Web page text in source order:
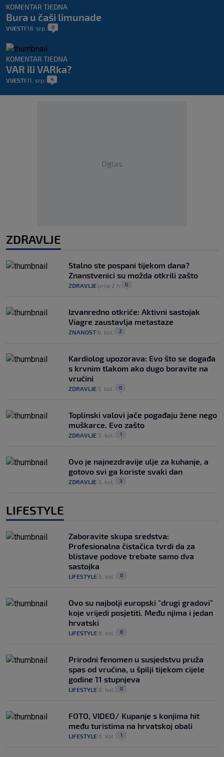
KOMENTAR TJEDNA
Bura u čaši limunade
VIJESTI 18. srp. 0
KOMENTAR TJEDNA
VAR ili VARka?
VIJESTI 11. srp. 4
Oglas
ZDRAVLJE
Stalno ste pospani tijekom dana?
Znanstvenici su možda otkrili zašto
ZDRAVLJE prije 2 h 0
Izvanredno otkriće: Aktivni sastojak
Viagre zaustavlja metastaze
ZNANOST 6. kol. 2
Kardiolog upozorava: Evo što se događa
s krvnim tlakom ako dugo boravite na
vrućini
ZDRAVLJE 5. kol. 0
Toplinski valovi jače pogađaju žene nego
muškarce. Evo zašto
ZDRAVLJE 3. kol. 1
Ovo je najnezdravije ulje za kuhanje, a
gotovo svi ga koriste svaki dan
ZDRAVLJE 3. kol. 3
LIFESTYLE
Zaboravite skupa sredstva:
Profesionalna čistačica tvrdi da za
blistave podove trebate samo dva
sastojka
LIFESTYLE 6. kol. 0
Ovo su najbolji europski "drugi gradovi"
koje vrijedi posjetiti. Među njima i jedan
hrvatski
LIFESTYLE 6. kol. 0
Prirodni fenomen u susjedstvu pruža
spas od vrućina, u špilji tijekom cijele
godine 11 stupnjeva
LIFESTYLE 6. kol. 0
FOTO, VIDEO/ Kupanje s konjima hit
među turistima na hrvatskoj obali
LIFESTYLE 6. kol. 1